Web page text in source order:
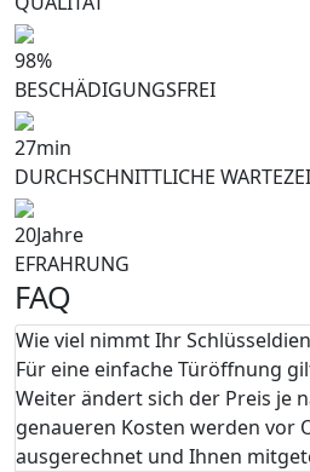
98%
BESCHÄDIGUNGSFREI
27min
DURCHSCHNITTLICHE
20Jahre
EFRAHRUNG
FAQ
Wie viel nimmt Ihr
Für eine einfache Türöffnung
Weiter ändert sich der Preis je
genaueren Kosten werden vor
ausgerechnet und Ihnen